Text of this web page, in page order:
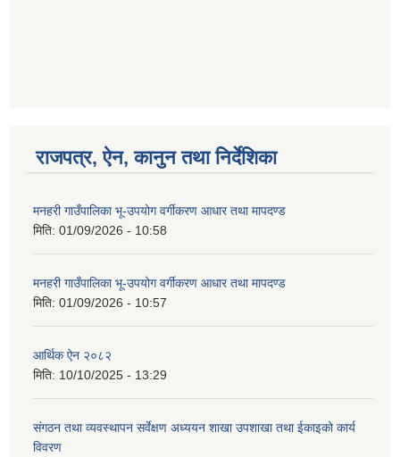
राजपत्र, ऐन, कानुन तथा निर्देशिका
मनहरी गाउँपालिका भू-उपयोग वर्गीकरण आधार तथा मापदण्ड
मिति: 01/09/2026 - 10:58
मनहरी गाउँपालिका भू-उपयोग वर्गीकरण आधार तथा मापदण्ड
मिति: 01/09/2026 - 10:57
आर्थिक ऐन २०८२
मिति: 10/10/2025 - 13:29
संगठन तथा व्यवस्थापन सर्वेक्षण अध्ययन शाखा उपशाखा तथा ईकाइको कार्य
विवरण